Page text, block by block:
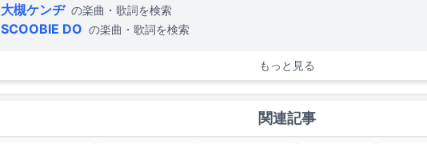
大槻ケンヂ の楽曲・歌詞を検索
SCOOBIE DO の楽曲・歌詞を検索
もっと見る
関連記事